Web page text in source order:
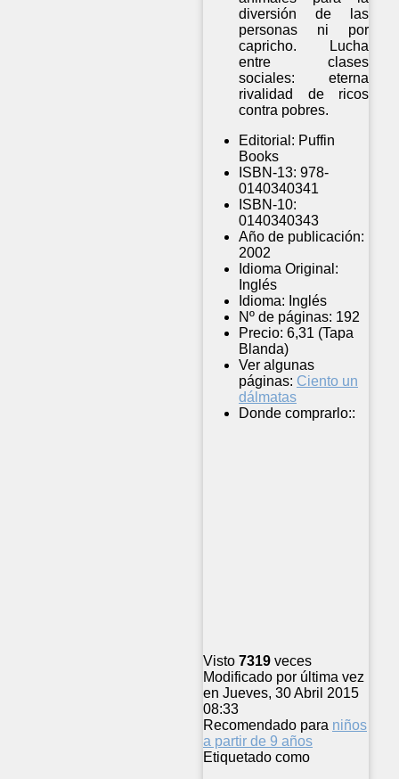
diversión de las
personas ni por
capricho. Lucha
entre clases
sociales: eterna
rivalidad de ricos
contra pobres.
Editorial: Puffin
Books
ISBN-13: 978-
0140340341
ISBN-10:
0140340343
Año de publicación:
2002
Idioma Original:
Inglés
Idioma: Inglés
Nº de páginas: 192
Precio: 6,31 (Tapa
Blanda)
Ver algunas
páginas: Ciento un
dálmatas
Donde comprarlo::
Visto 7319 veces
Modificado por última vez
en Jueves, 30 Abril 2015
08:33
Recomendado para niños
a partir de 9 años
Etiquetado como